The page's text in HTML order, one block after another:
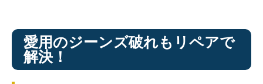
愛用のジーンズ破れもリペアで
解決！